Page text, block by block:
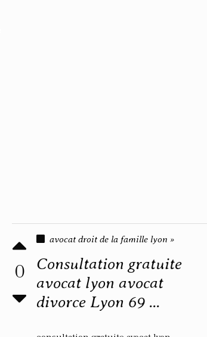
0
avocat droit de la famille lyon »
Consultation gratuite
avocat lyon avocat
divorce Lyon 69 ...